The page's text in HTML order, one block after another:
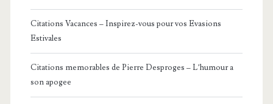
Citations Vacances – Inspirez-vous pour vos Evasions
Estivales
Citations memorables de Pierre Desproges – L’humour a
son apogee